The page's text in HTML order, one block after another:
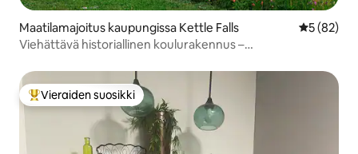
Maatilamajoitus kaupungissa Kettle Falls
5 (82)
Viehättävä historiallinen koulurakennus –
Vieraiden suosikkien parhaimmistoa
Vieraiden suosikki